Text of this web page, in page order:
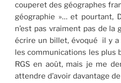
couperet des géographes
géographie »… et pourtant,
n’est pas vraiment pas de la
écrire un billet, évoqué il y
les communications les plus
RGS en août, mais je me
attendre d’avoir davantage